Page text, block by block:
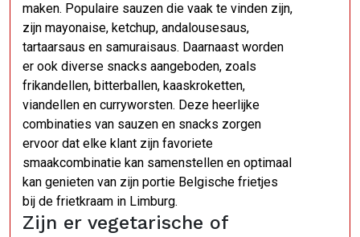
maken. Populaire sauzen die vaak te vinden zijn,
zijn mayonaise, ketchup, andalousesaus,
tartaarsaus en samuraisaus. Daarnaast worden
er ook diverse snacks aangeboden, zoals
frikandellen, bitterballen, kaaskroketten,
viandellen en curryworsten. Deze heerlijke
combinaties van sauzen en snacks zorgen
ervoor dat elke klant zijn favoriete
smaakcombinatie kan samenstellen en optimaal
kan genieten van zijn portie Belgische frietjes
bij de frietkraam in Limburg.
Zijn er vegetarische of